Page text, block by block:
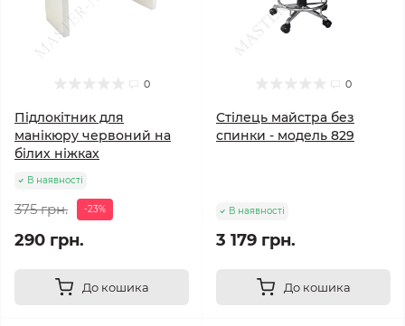
0
Підлокітник для
манікюру червоний на
білих ніжках
В наявності
375 грн. -23%
290 грн.
До кошика
0
Стілець майстра без
спинки - модель 829
В наявності
3 179 грн.
До кошика